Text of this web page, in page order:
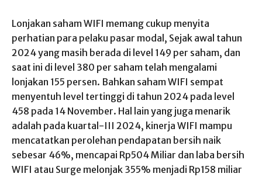
Lonjakan saham WIFI memang cukup menyita
perhatian para pelaku pasar modal, Sejak awal tahun
2024 yang masih berada di level 149 per saham, dan
saat ini di level 380 per saham telah mengalami
lonjakan 155 persen. Bahkan saham WIFI sempat
menyentuh level tertinggi di tahun 2024 pada level
458 pada 14 November. Hal lain yang juga menarik
adalah pada kuartal-III 2024, kinerja WIFI mampu
mencatatkan perolehan pendapatan bersih naik
sebesar 46%, mencapai Rp504 Miliar dan laba bersih
WIFI atau Surge melonjak 355% menjadi Rp158 miliar